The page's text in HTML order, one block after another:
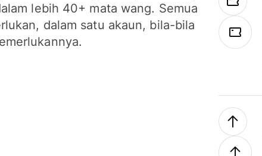
lebih 40+ mata wang. Semua
dalam satu akaun, bila-bila